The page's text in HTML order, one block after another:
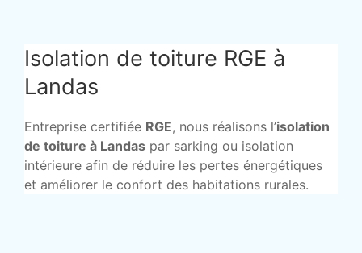
Isolation de toiture RGE à
Landas
Entreprise certifiée RGE, nous réalisons l’isolation
de toiture à Landas par sarking ou isolation
intérieure afin de réduire les pertes énergétiques
et améliorer le confort des habitations rurales.